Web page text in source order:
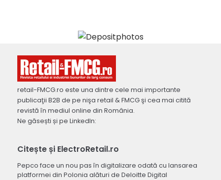
retail-FMCG.ro este una dintre cele mai importante
publicaţii B2B de pe nişa retail & FMCG şi cea mai citită
revistă în mediul online din România.
Ne găsești și pe LinkedIn:
Citește și ElectroRetail.ro
Pepco face un nou pas în digitalizare odată cu lansarea
platformei din Polonia alături de Deloitte Digital